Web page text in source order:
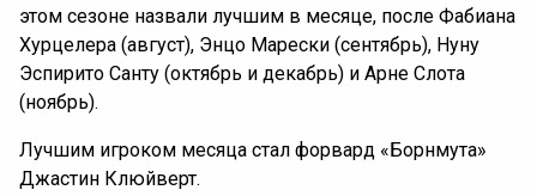
этом сезоне назвали лучшим в месяце, после Фабиана
Хурцелера (август), Энцо Марески (сентябрь), Нуну
Эспирито Санту (октябрь и декабрь) и Арне Слота
(ноябрь).
Лучшим игроком месяца стал форвард «Борнмута»
Джастин Клюйверт.